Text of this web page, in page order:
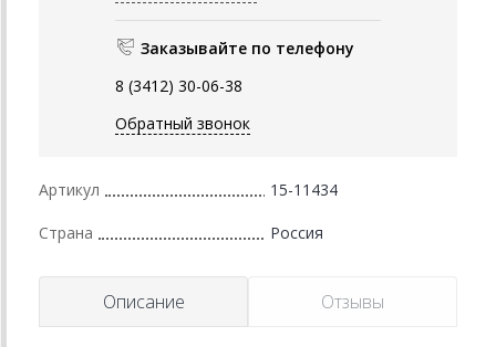
Заказывайте по телефону
8 (3412) 30-06-38
Обратный звонок
Артикул 15-11434
Страна Россия
Описание Отзывы